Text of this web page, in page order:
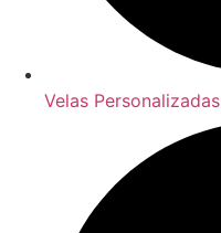
Velas Personalizadas